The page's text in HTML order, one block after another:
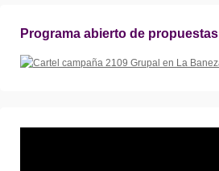
Programa abierto de propuestas